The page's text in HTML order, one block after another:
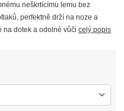
neškrtícímu lemu bez
perfektně drží na noze a
na dotek a odolné vůčicelý popis